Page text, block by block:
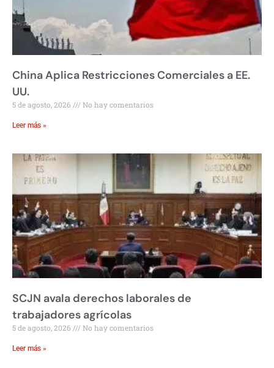
China Aplica Restricciones Comerciales a EE.
UU.
5 de agosto, 2026 No hay comentarios
Leer más »
SCJN avala derechos laborales de
trabajadores agrícolas
5 de agosto, 2026 No hay comentarios
Leer más »